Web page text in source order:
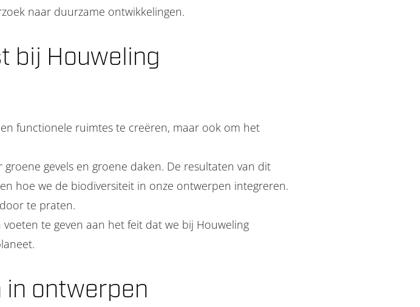
naar duurzame ontwikkelingen.
bij Houweling
functionele ruimtes te creëren, maar ook om het
gevels en groene daken. De resultaten van dit
hoe we de biodiversiteit in onze ontwerpen integreren.
te praten.
te geven aan het feit dat we bij Houweling
ontwerpen